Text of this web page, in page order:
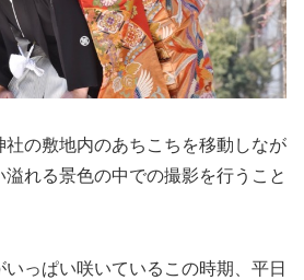
社の敷地内のあちこちを移動しなが
れる景色の中での撮影を行うこと
っぱい咲いているこの時期、平日